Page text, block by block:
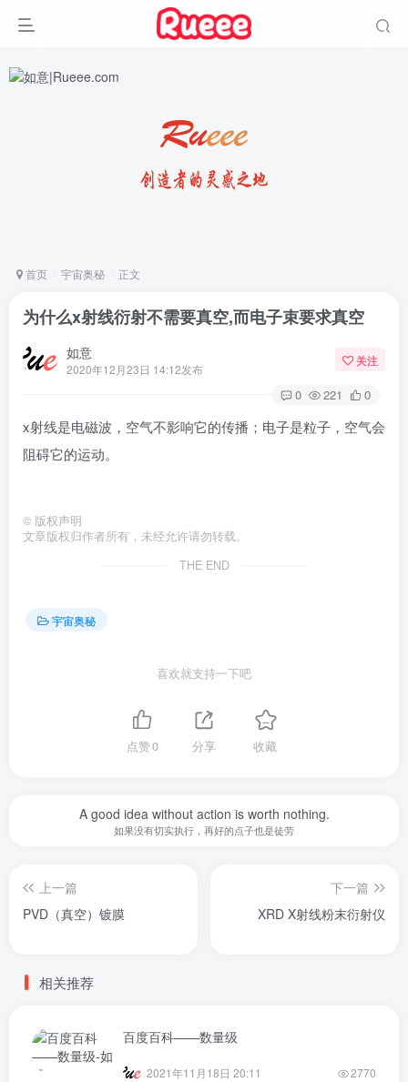
首页 宇宙奥秘 正文
为什么x射线衍射不需要真空,而电子束要求真空
如意
2020年12月23日 14:12发布
关注
0 221 0
x射线是电磁波，空气不影响它的传播；电子是粒子，空气会
阻碍它的运动。
© 版权声明
文章版权归作者所有，未经允许请勿转载。
THE END
宇宙奥秘
喜欢就支持一下吧
点赞0 分享 收藏
A good idea without action is worth nothing.
如果没有切实执行，再好的点子也是徒劳
上一篇
PVD（真空）镀膜
下一篇
XRD X射线粉末衍射仪
相关推荐
百度百科——数量级
2021年11月18日 20:11 2770